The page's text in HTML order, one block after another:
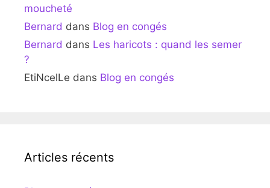
moucheté
Bernard dans Blog en congés
Bernard dans Les haricots : quand les semer
?
EtiNcelLe dans Blog en congés
Articles récents